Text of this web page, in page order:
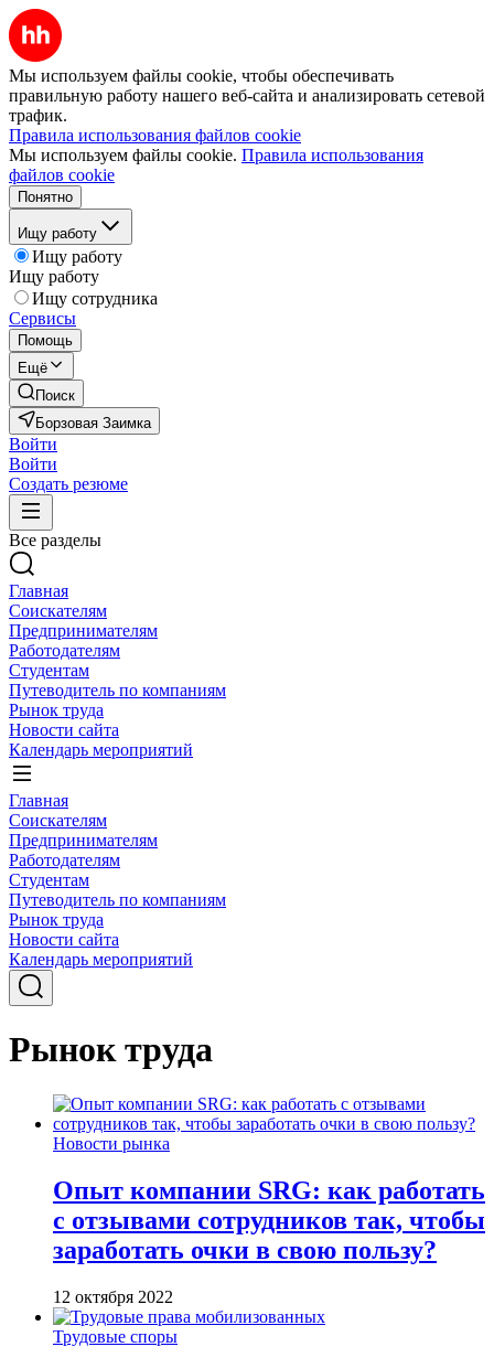
Мы используем файлы cookie, чтобы обеспечивать
правильную работу нашего веб-сайта и анализировать сетевой
трафик.
Правила использования файлов cookie
Мы используем файлы cookie. Правила использования
файлов cookie
Понятно
Ищу работу
Ищу работу
Ищу работу
Ищу сотрудника
Сервисы
Помощь
Ещё
Поиск
Борзовая Заимка
Войти
Войти
Создать резюме
Все разделы
Главная
Соискателям
Предпринимателям
Работодателям
Студентам
Путеводитель по компаниям
Рынок труда
Новости сайта
Календарь мероприятий
Главная
Соискателям
Предпринимателям
Работодателям
Студентам
Путеводитель по компаниям
Рынок труда
Новости сайта
Календарь мероприятий
Рынок труда
Новости рынка
Опыт компании SRG: как работать
с отзывами сотрудников так, чтобы
заработать очки в свою пользу?
12 октября 2022
Трудовые споры